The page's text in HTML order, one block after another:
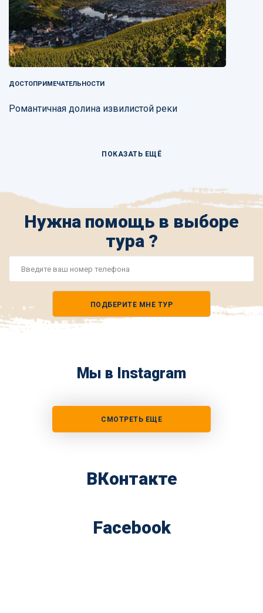
ДОСТОПРИМЕЧАТЕЛЬНОСТИ
Романтичная долина извилистой реки
ПОКАЗАТЬ ЕЩЁ
Нужна помощь в выборе
тура ?
ПОДБЕРИТЕ МНЕ ТУР
Мы в Instagram
СМОТРЕТЬ ЕЩЕ
ВКонтакте
Facebook